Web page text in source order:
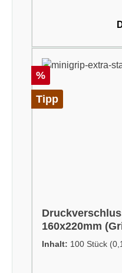
Rabatt
%
Tipp
160x220mm
Inhalt: 100 Stück